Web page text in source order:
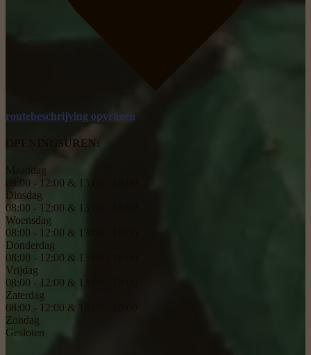
routebeschrijving opvragen
OPENINGSUREN:
Maandag
08:00 - 12:00 & 13:00 - 18:00
Dinsdag
08:00 - 12:00 & 13:00 - 18:00
Woensdag
08:00 - 12:00 & 13:00 - 18:00
Donderdag
08:00 - 12:00 & 13:00 - 18:00
Vrijdag
08:00 - 12:00 & 13:00 - 18:00
Zaterdag
08:00 - 12:00 & 13:00 - 16:00
Zondag
Gesloten